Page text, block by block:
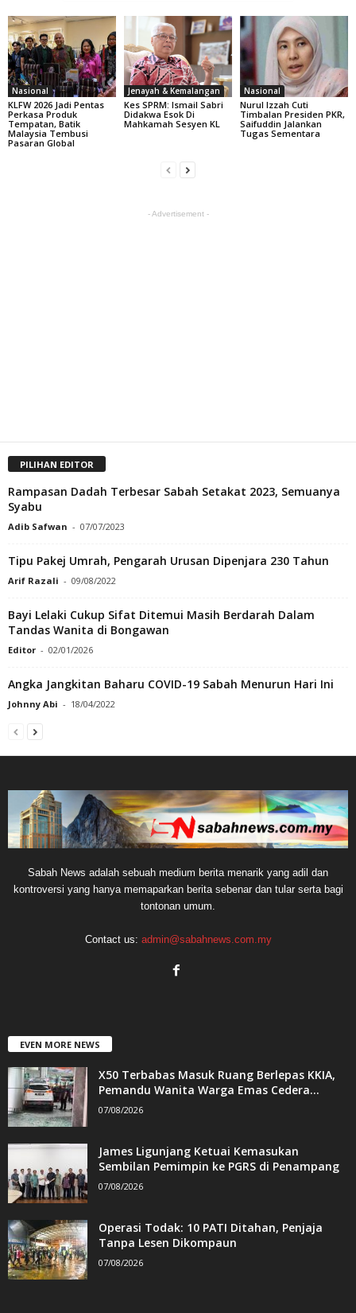
Nasional
KLFW 2026 Jadi Pentas
Perkasa Produk
Tempatan, Batik
Malaysia Tembusi
Pasaran Global
Jenayah & Kemalangan
Kes SPRM: Ismail Sabri
Didakwa Esok Di
Mahkamah Sesyen KL
Nasional
Nurul Izzah Cuti
Timbalan Presiden PKR,
Saifuddin Jalankan
Tugas Sementara
- Advertisement -
PILIHAN EDITOR
Rampasan Dadah Terbesar Sabah Setakat 2023, Semuanya
Syabu
Adib Safwan - 07/07/2023
Tipu Pakej Umrah, Pengarah Urusan Dipenjara 230 Tahun
Arif Razali - 09/08/2022
Bayi Lelaki Cukup Sifat Ditemui Masih Berdarah Dalam
Tandas Wanita di Bongawan
Editor - 02/01/2026
Angka Jangkitan Baharu COVID-19 Sabah Menurun Hari Ini
Johnny Abi - 18/04/2022
Sabah News adalah sebuah medium berita menarik yang adil dan
kontroversi yang hanya memaparkan berita sebenar dan tular serta bagi
tontonan umum.
Contact us: admin@sabahnews.com.my
EVEN MORE NEWS
X50 Terbabas Masuk Ruang Berlepas KKIA,
Pemandu Wanita Warga Emas Cedera...
07/08/2026
James Ligunjang Ketuai Kemasukan
Sembilan Pemimpin ke PGRS di Penampang
07/08/2026
Operasi Todak: 10 PATI Ditahan, Penjaja
Tanpa Lesen Dikompaun
07/08/2026